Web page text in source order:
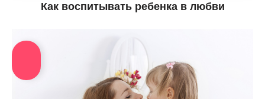
Как воспитывать ребенка в любви